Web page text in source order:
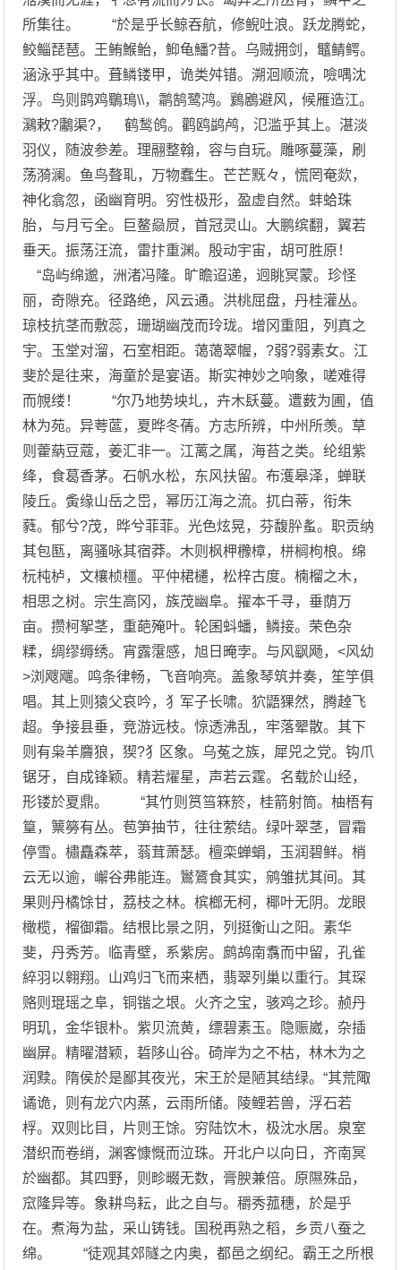
所集往。 “於是乎长鲸吞航，修鲵吐浪。跃龙腾蛇，
鲛鲻琵琶。王鲔鯸鲐，鮣龟鱕?昔。乌贼拥剑，鼊鲭鳄。
涵泳乎其中。葺鳞镂甲，诡类舛错。溯洄顺流，噞喁沈
浮。鸟则鹍鸡鸀鳿\\，鹴鹄鹭鸿。鶢鶋避风，候雁造江。
鸂敕?鷛渠?， 鹤鹙鸧。鹳鸥鹢鸬，氾滥乎其上。湛淡
羽仪，随波参差。理翮整翰，容与自玩。雕啄蔓藻，刷
荡漪澜。鱼鸟聱耴，万物蠢生。芒芒黖々，慌罔奄欻，
神化翕忽，函幽育明。穷性极形，盈虚自然。蚌蛤珠
胎，与月亏全。巨鳌赑屃，首冠灵山。大鹏缤翻，翼若
垂天。振荡汪流，雷抃重渊。殷动宇宙，胡可胜原！
“岛屿绵邈，洲渚冯隆。旷瞻迢递，迥眺冥蒙。珍怪
丽，奇隙充。径路绝，风云通。洪桃屈盘，丹桂灌丛。
琼枝抗茎而敷蕊，珊瑚幽茂而玲珑。增冈重阻，列真之
宇。玉堂对溜，石室相距。蔼蔼翠幄，?弱?弱素女。江
斐於是往来，海童於是宴语。斯实神妙之响象，嗟难得
而覙缕！ “尔乃地势坱圠，卉木镺蔓。遭薮为圃，值
林为苑。异荂蓲，夏晔冬蒨。方志所辨，中州所羡。草
则藿蒳豆蔻，姜汇非一。江蓠之属，海苔之类。纶组紫
绛，食葛香茅。石帆水松，东风扶留。布濩皋泽，蝉联
陵丘。夤缘山岳之岊，幂历江海之流。扤白蒂，衔朱
蕤。郁兮?茂，晔兮菲菲。光色炫晃，芬馥肸蚃。职贡纳
其包匦，离骚咏其宿莽。木则枫柙櫲樟，栟榈枸桹。绵
杬杶栌，文欀桢橿。平仲桾櫏，松梓古度。楠榴之木，
相思之树。宗生高冈，族茂幽阜。擢本千寻，垂荫万
亩。攒柯挐茎，重葩殗叶。轮囷蚪蟠，鳞接。荣色杂
糅，绸缪缛绣。宵露霮感，旭日晻孛。与风飖飏，<风幼
>浏飕飗。鸣条律畅，飞音响亮。盖象琴筑并奏，笙竽俱
唱。其上则猿父哀吟，犭军子长啸。狖鼯猓然，腾趠飞
超。争接县垂，竞游远枝。惊透沸乱，牢落翚散。其下
则有枭羊麡狼，猰?犭区象。乌菟之族，犀兕之党。钩爪
锯牙，自成锋颖。精若燿星，声若云霆。名载於山经，
形镂於夏鼎。 “其竹则筼筜箖箊，桂箭射筒。柚梧有
篁，篻簩有丛。苞笋抽节，往往萦结。绿叶翠茎，冒霜
停雪。橚矗森萃，蓊茸萧瑟。檀栾蝉蜎，玉润碧鲜。梢
云无以逾，嶰谷弗能连。鸑鷟食其实，鹓雏扰其间。其
果则丹橘馀甘，荔枝之林。槟榔无柯，椰叶无阴。龙眼
橄榄，榴御霜。结根比景之阴，列挺衡山之阳。素华
斐，丹秀芳。临青壁，系紫房。鹧鸪南翥而中留，孔雀
綷羽以翱翔。山鸡归飞而来栖，翡翠列巢以重行。其琛
赂则琨瑶之阜，铜锴之垠。火齐之宝，骇鸡之珍。赪丹
明玑，金华银朴。紫贝流黄，缥碧素玉。隐赈崴，杂插
幽屏。精曜潜颖，硩陊山谷。碕岸为之不枯，林木为之
润黩。隋侯於是鄙其夜光，宋王於是陋其结绿。“其荒陬
谲诡，则有龙穴内蒸，云雨所储。陵鲤若兽，浮石若
桴。双则比目，片则王馀。穷陆饮木，极沈水居。泉室
潜织而卷绡，渊客慷慨而泣珠。开北户以向日，齐南冥
於幽都。其四野，则畛畷无数，膏腴兼倍。原隰殊品，
窊隆异等。象耕鸟耘，此之自与。穱秀菰穗，於是乎
在。煮海为盐，采山铸钱。国税再熟之稻，乡贡八蚕之
绵。 “徒观其郊隧之内奥，都邑之纲纪。霸王之所根